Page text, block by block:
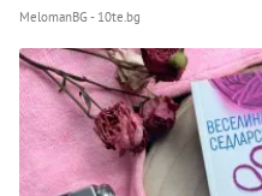
MelomanBG - 10te.bg